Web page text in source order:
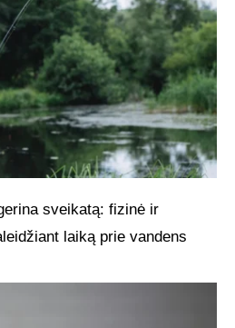
sveikatą: fizinė ir
laiką prie vandens